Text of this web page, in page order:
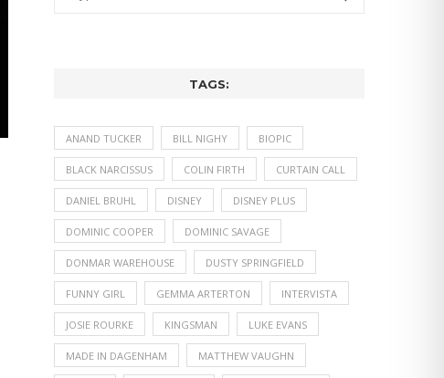
TAGS:
ANAND TUCKER BILL NIGHY BIOPIC
BLACK NARCISSUS COLIN FIRTH CURTAIN CALL
DANIEL BRUHL DISNEY DISNEY PLUS
DOMINIC COOPER DOMINIC SAVAGE
DONMAR WAREHOUSE DUSTY SPRINGFIELD
FUNNY GIRL GEMMA ARTERTON INTERVISTA
JOSIE ROURKE KINGSMAN LUKE EVANS
MADE IN DAGENHAM MATTHEW VAUGHN